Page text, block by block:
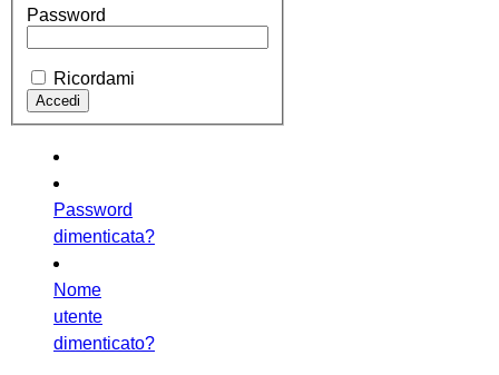
Password
Ricordami
Password
dimenticata?
Nome
utente
dimenticato?